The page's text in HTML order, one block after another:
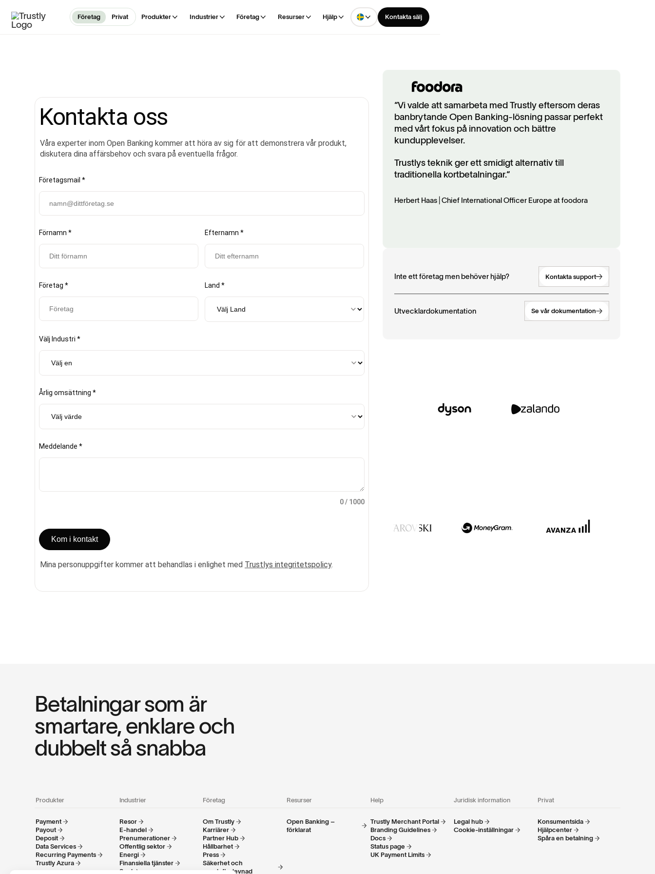
Företag Privat Produkter Industrier Företag Resurser Hjälp Kontakta sälj
“Vi valde att samarbeta med Trustly eftersom deras
banbrytande Open Banking-lösning passar perfekt
med vårt fokus på innovation och bättre
kundupplevelser.
Trustlys teknik ger ett smidigt alternativ till
traditionella kortbetalningar.“
Herbert Haas | Chief International Officer Europe at foodora
Inte ett företag men behöver hjälp? Kontakta support
Utvecklardokumentation Se vår dokumentation
Betalningar som är
smartare, enklare och
dubbelt så snabba
Produkter
Payment
Payout
Deposit
Data Services
Recurring Payments
Trustly Azura
Industrier
Resor
E-handel
Prenumerationer
Offentlig sektor
Energi
Finansiella tjänster
Spel
Företag
Om Trustly
Karriärer
Partner Hub
Hållbarhet
Press
Säkerhet och
regelefterlevnad
Resurser
Open Banking –
förklarat
Help
Trustly Merchant Portal
Branding Guidelines
Docs
Status page
UK Payment Limits
Juridisk information
Legal hub
Cookie-inställningar
Privat
Konsumentsida
Hjälpcenter
Spåra en betalning